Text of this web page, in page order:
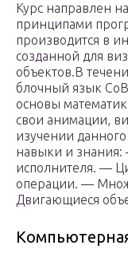
Курс направлен
принципами
производится в
созданной для
объектов.В
блочный язык
основы
свои анимации,
изучении
навыки и знания:
исполнителя. —
операции. —
Двигающиеся